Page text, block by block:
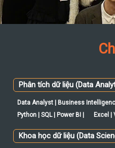
Phân tích dữ liệu (Data
Data Analyst | Business
Python | SQL | Power BI |
Excel |
Khoa học dữ liệu (Data